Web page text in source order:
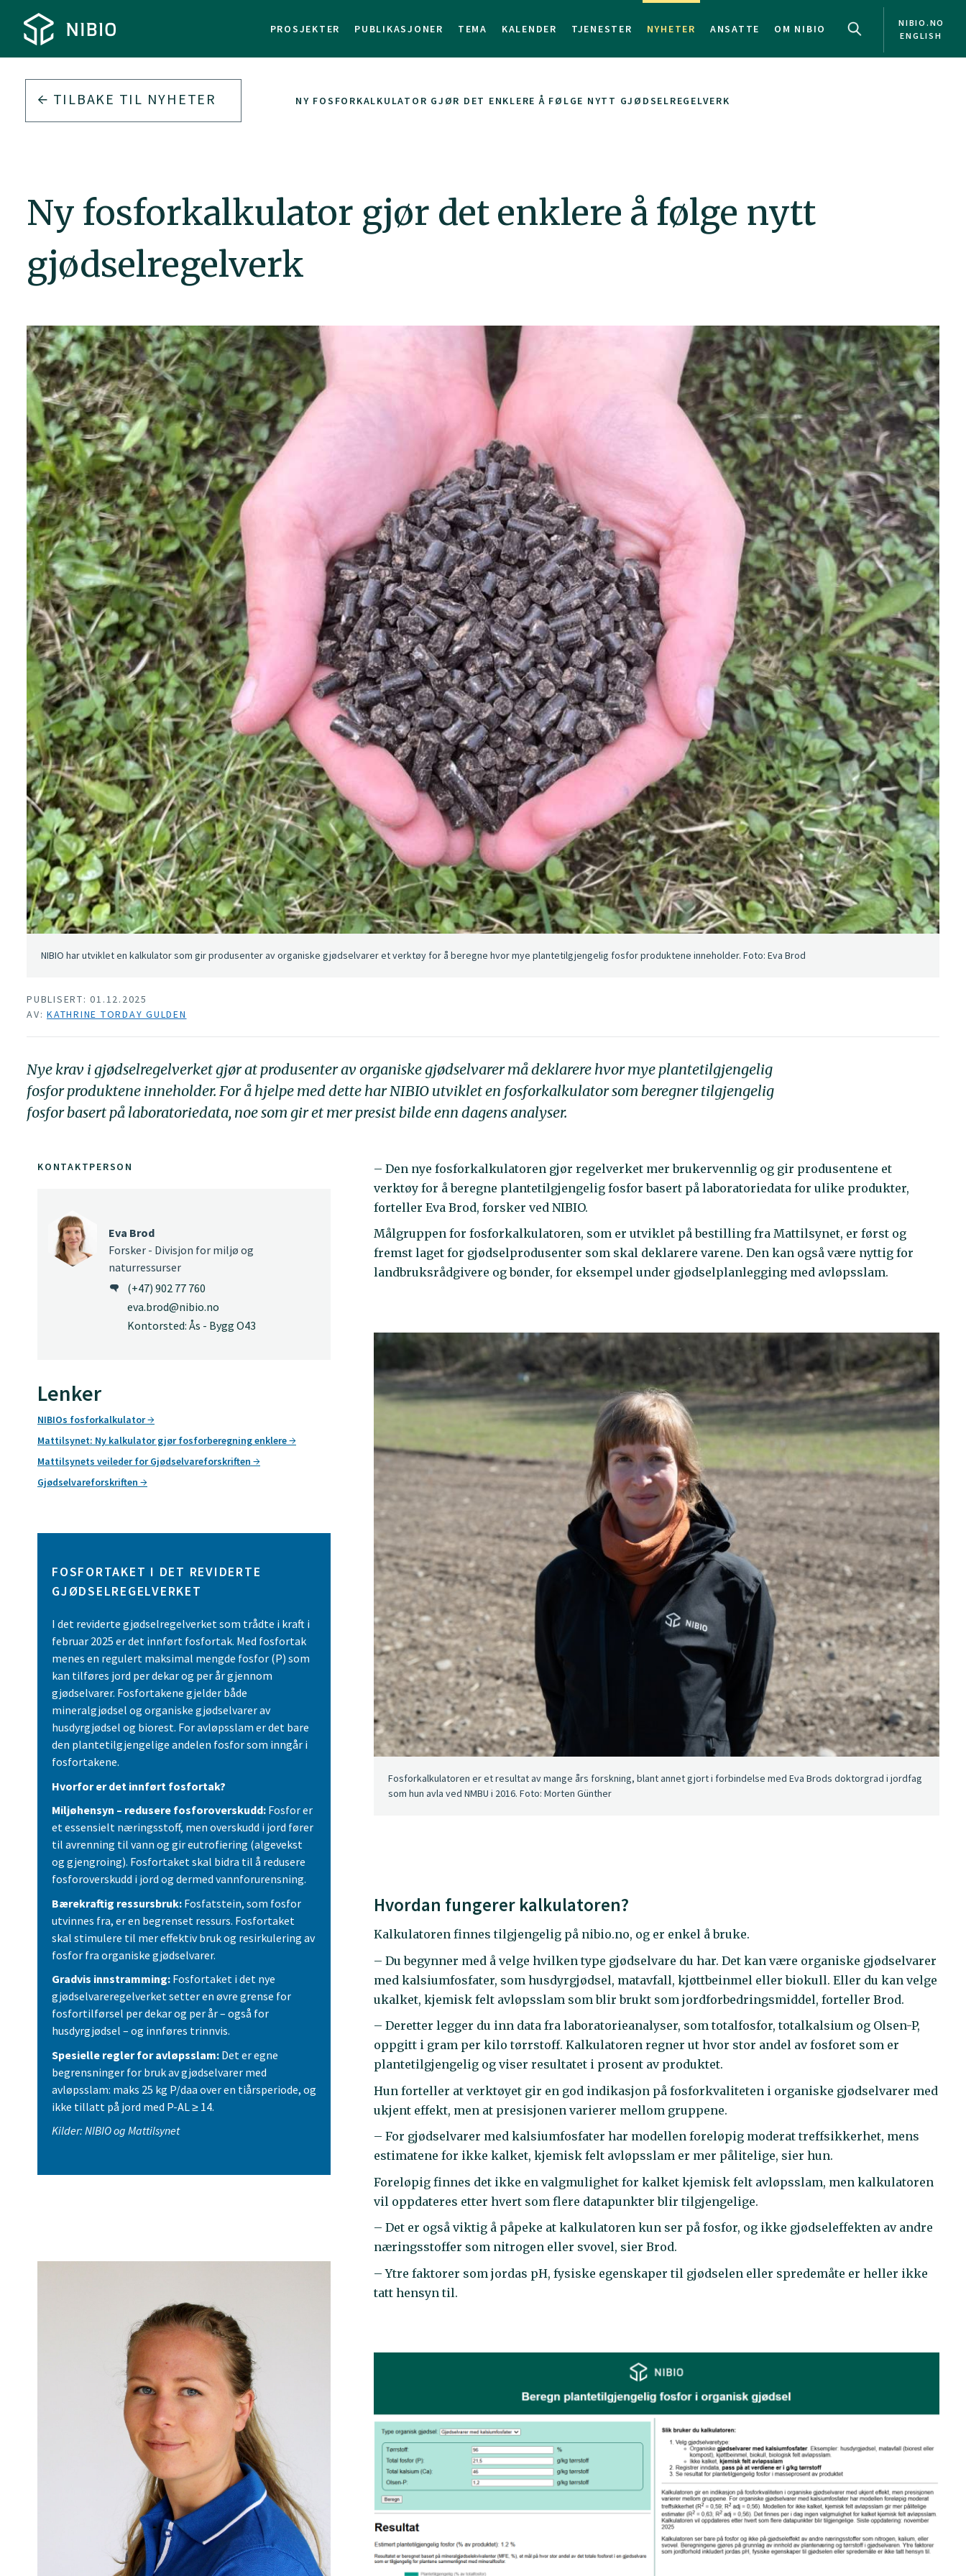
PROSJEKTER PUBLIKASJONER TEMA KALENDER TJENESTER NYHETER ANSATTE OM NIBIO
NIBIO.NO
ENGLISH
TILBAKE TIL NYHETER NY FOSFORKALKULATOR GJØR DET ENKLERE Å FØLGE NYTT GJØDSELREGELVERK
Ny fosforkalkulator gjør det enklere å følge nytt
gjødselregelverk
NIBIO har utviklet en kalkulator som gir produsenter av organiske gjødselvarer et verktøy for å beregne hvor mye plantetilgjengelig fosfor produktene inneholder. Foto: Eva Brod
PUBLISERT: 01.12.2025
AV: KATHRINE TORDAY GULDEN
Nye krav i gjødselregelverket gjør at produsenter av organiske gjødselvarer må deklarere hvor mye plantetilgjengelig
fosfor produktene inneholder. For å hjelpe med dette har NIBIO utviklet en fosforkalkulator som beregner tilgjengelig
fosfor basert på laboratoriedata, noe som gir et mer presist bilde enn dagens analyser.
– Den nye fosforkalkulatoren gjør regelverket mer brukervennlig og gir produsentene et
verktøy for å beregne plantetilgjengelig fosfor basert på laboratoriedata for ulike produkter,
forteller Eva Brod, forsker ved NIBIO.
Målgruppen for fosforkalkulatoren, som er utviklet på bestilling fra Mattilsynet, er først og
fremst laget for gjødselprodusenter som skal deklarere varene. Den kan også være nyttig for
landbruksrådgivere og bønder, for eksempel under gjødselplanlegging med avløpsslam.
Fosforkalkulatoren er et resultat av mange års forskning, blant annet gjort i forbindelse med Eva Brods doktorgrad i jordfag
som hun avla ved NMBU i 2016. Foto: Morten Günther
Hvordan fungerer kalkulatoren?
Kalkulatoren finnes tilgjengelig på nibio.no, og er enkel å bruke.
– Du begynner med å velge hvilken type gjødselvare du har. Det kan være organiske gjødselvarer
med kalsiumfosfater, som husdyrgjødsel, matavfall, kjøttbeinmel eller biokull. Eller du kan velge
ukalket, kjemisk felt avløpsslam som blir brukt som jordforbedringsmiddel, forteller Brod.
– Deretter legger du inn data fra laboratorieanalyser, som totalfosfor, totalkalsium og Olsen-P,
oppgitt i gram per kilo tørrstoff. Kalkulatoren regner ut hvor stor andel av fosforet som er
plantetilgjengelig og viser resultatet i prosent av produktet.
Hun forteller at verktøyet gir en god indikasjon på fosforkvaliteten i organiske gjødselvarer med
ukjent effekt, men at presisjonen varierer mellom gruppene.
– For gjødselvarer med kalsiumfosfater har modellen foreløpig moderat treffsikkerhet, mens
estimatene for ikke kalket, kjemisk felt avløpsslam er mer pålitelige, sier hun.
Foreløpig finnes det ikke en valgmulighet for kalket kjemisk felt avløpsslam, men kalkulatoren
vil oppdateres etter hvert som flere datapunkter blir tilgjengelige.
– Det er også viktig å påpeke at kalkulatoren kun ser på fosfor, og ikke gjødseleffekten av andre
næringsstoffer som nitrogen eller svovel, sier Brod.
– Ytre faktorer som jordas pH, fysiske egenskaper til gjødselen eller spredemåte er heller ikke
tatt hensyn til.
KONTAKTPERSON
Eva Brod
Forsker - Divisjon for miljø og
naturressurser
(+47) 902 77 760
eva.brod@nibio.no
Kontorsted: Ås - Bygg O43
Lenker
NIBIOs fosforkalkulator
Mattilsynet: Ny kalkulator gjør fosforberegning enklere
Mattilsynets veileder for Gjødselvareforskriften
Gjødselvareforskriften
FOSFORTAKET I DET REVIDERTE
GJØDSELREGELVERKET
I det reviderte gjødselregelverket som trådte i kraft i
februar 2025 er det innført fosfortak. Med fosfortak
menes en regulert maksimal mengde fosfor (P) som
kan tilføres jord per dekar og per år gjennom
gjødselvarer. Fosfortakene gjelder både
mineralgjødsel og organiske gjødselvarer av
husdyrgjødsel og biorest. For avløpsslam er det bare
den plantetilgjengelige andelen fosfor som inngår i
fosfortakene.
Hvorfor er det innført fosfortak?
Miljøhensyn – redusere fosforoverskudd: Fosfor er
et essensielt næringsstoff, men overskudd i jord fører
til avrenning til vann og gir eutrofiering (algevekst
og gjengroing). Fosfortaket skal bidra til å redusere
fosforoverskudd i jord og dermed vannforurensning.
Bærekraftig ressursbruk: Fosfatstein, som fosfor
utvinnes fra, er en begrenset ressurs. Fosfortaket
skal stimulere til mer effektiv bruk og resirkulering av
fosfor fra organiske gjødselvarer.
Gradvis innstramming: Fosfortaket i det nye
gjødselvareregelverket setter en øvre grense for
fosfortilførsel per dekar og per år – også for
husdyrgjødsel – og innføres trinnvis.
Spesielle regler for avløpsslam: Det er egne
begrensninger for bruk av gjødselvarer med
avløpsslam: maks 25 kg P/daa over en tiårsperiode, og
ikke tillatt på jord med P-AL ≥ 14.
Kilder: NIBIO og Mattilsynet